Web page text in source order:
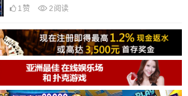
1 赞 2 阅读